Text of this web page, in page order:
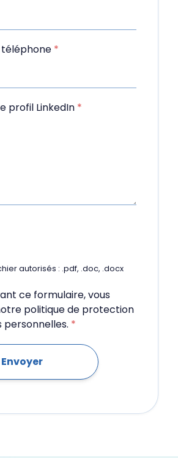
*
profil LinkedIn *
autorisés : .pdf, .doc, .docx
ce formulaire, vous
politique de protection
personnelles. *